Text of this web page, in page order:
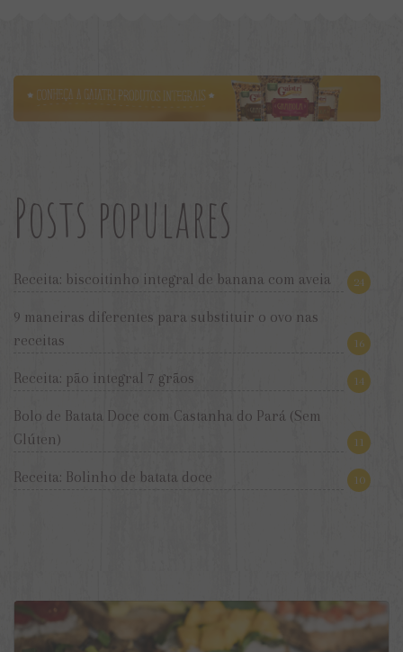
Posts populares
Receita: biscoitinho integral de banana com aveia 24
9 maneiras diferentes para substituir o ovo nas
receitas
16
Receita: pão integral 7 grãos 14
Bolo de Batata Doce com Castanha do Pará (Sem
Glúten)
11
Receita: Bolinho de batata doce 10